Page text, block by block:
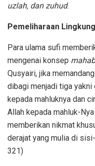
uzlah, dan zuhud.
Pemeliharaan
Para ulama sufi
mengenai konsep
Qusyairi, jika
dibagi menjadi tiga yakni
kepada mahluknya dan
Allah kepada mahluk-
memberikan nikmat
derajat yang mulia di
321)